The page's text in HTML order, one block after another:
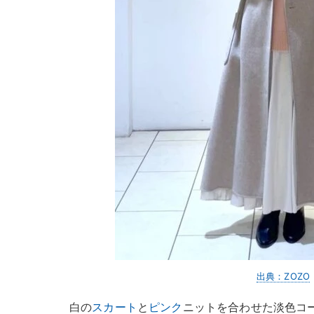
出典：ZOZO
白のスカート と ピンク ニットを合わせた淡色コ